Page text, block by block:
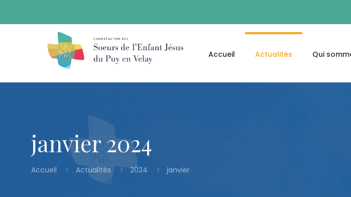
Accueil Actualités Qui
janvier 2024
Accueil Actualités 2024 janvier